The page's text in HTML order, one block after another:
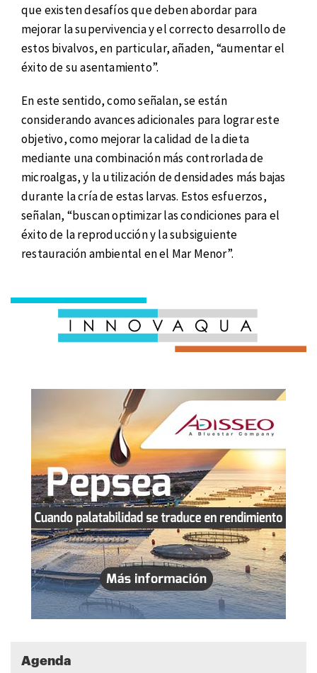
que existen desafíos que deben abordar para
mejorar la supervivencia y el correcto desarrollo de
estos bivalvos, en particular, añaden, “aumentar el
éxito de su asentamiento”.
En este sentido, como señalan, se están
considerando avances adicionales para lograr este
objetivo, como mejorar la calidad de la dieta
mediante una combinación más controrlada de
microalgas, y la utilización de densidades más bajas
durante la cría de estas larvas. Estos esfuerzos,
señalan, “buscan optimizar las condiciones para el
éxito de la reproducción y la subsiguiente
restauración ambiental en el Mar Menor”.
Agenda